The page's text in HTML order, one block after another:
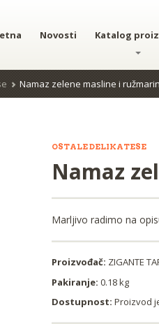
Novosti Katalog
Namaz zelene masline i ružmarin
OSTALE DELIKATESE
Namaz
Marljivo radimo na
Proizvođač: ZIGANTE
Pakiranje: 0.18 kg
Dostupnost: Proizvod